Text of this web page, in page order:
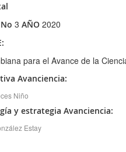
No 3 AÑO 2020
para el Avance de la
Avanciencia:
Niño
y estrategia Avanciencia:
Estay